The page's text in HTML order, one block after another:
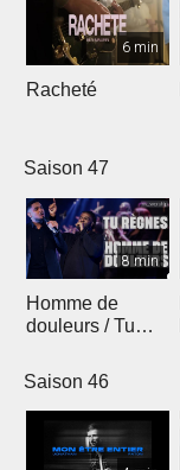
6 min
Racheté
Saison 47
8 min
Homme de
douleurs / Tu
Saison 46